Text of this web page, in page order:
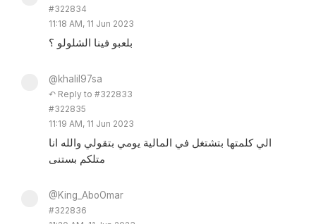
#322834
11:18 AM, 11 Jun 2023
بلعبو فينا الشلولو ؟
@khalil97sa
↶ Reply to #322833
#322835
11:19 AM, 11 Jun 2023
الي كلمتها بتشتغل في المالية يومي بتقولي والله انا
متلكم بستنى
@King_AboOmar
#322836